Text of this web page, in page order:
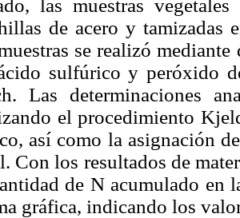
las muestras
de acero y tamizadas
se realizó
sulfúrico y peróxido
Las determinaciones
el procedimiento
así como la asignación
Con los resultados de
de N acumulado en
gráfica, indicando los